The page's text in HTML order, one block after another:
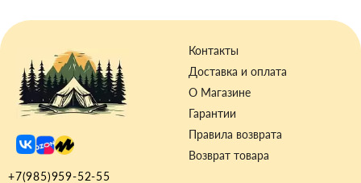
Контакты
Доставка и оплата
О Магазине
Гарантии
Правила возврата
Возврат товара
+7(985)959-52-55